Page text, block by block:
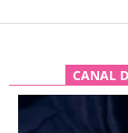
CANAL